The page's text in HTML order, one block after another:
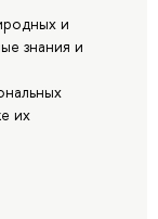
и
знания и
их